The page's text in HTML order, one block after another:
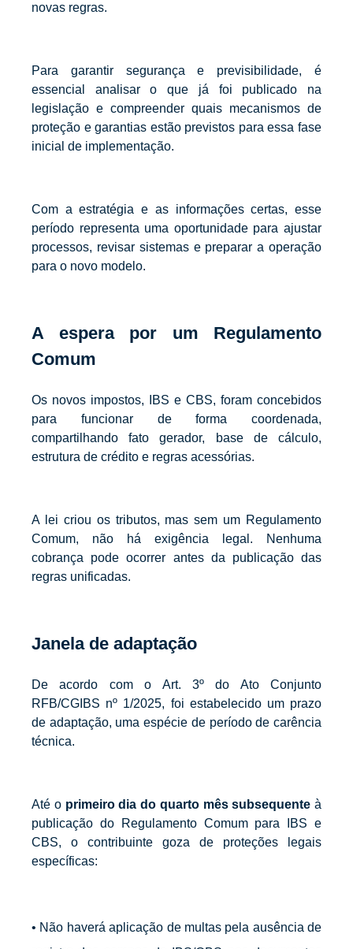
novas regras.
Para garantir segurança e previsibilidade, é
essencial analisar o que já foi publicado na
legislação e compreender quais mecanismos de
proteção e garantias estão previstos para essa fase
inicial de implementação.
Com a estratégia e as informações certas, esse
período representa uma oportunidade para ajustar
processos, revisar sistemas e preparar a operação
para o novo modelo.
A espera por um Regulamento
Comum
Os novos impostos, IBS e CBS, foram concebidos
para funcionar de forma coordenada,
compartilhando fato gerador, base de cálculo,
estrutura de crédito e regras acessórias.
A lei criou os tributos, mas sem um Regulamento
Comum, não há exigência legal. Nenhuma
cobrança pode ocorrer antes da publicação das
regras unificadas.
Janela de adaptação
De acordo com o Art. 3º do Ato Conjunto
RFB/CGIBS nº 1/2025, foi estabelecido um prazo
de adaptação, uma espécie de período de carência
técnica.
Até o primeiro dia do quarto mês subsequente à
publicação do Regulamento Comum para IBS e
CBS, o contribuinte goza de proteções legais
específicas:
• Não haverá aplicação de multas pela ausência de